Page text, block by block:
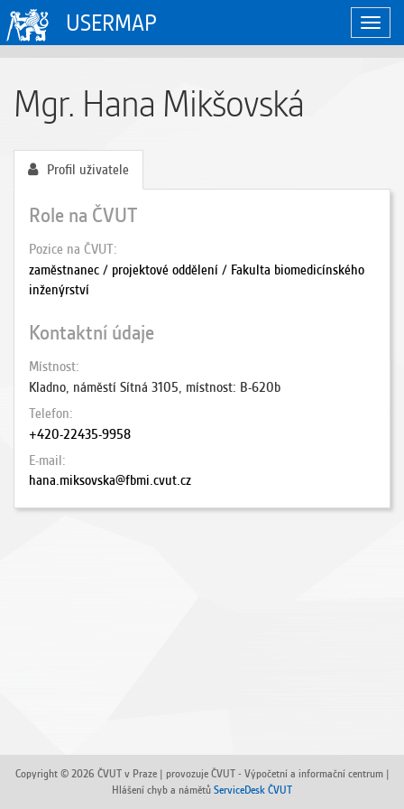
USERMAP
Mgr. Hana Mikšovská
Profil uživatele
Role na ČVUT
Pozice na ČVUT
zaměstnanec / projektové oddělení / Fakulta biomedicínského
inženýrství
Kontaktní údaje
Místnost
Kladno, náměstí Sítná 3105, místnost: B-620b
Telefon
+420-22435-9958
E-mail
hana.miksovska@fbmi.cvut.cz
Copyright © 2026 ČVUT v Praze | provozuje ČVUT - Výpočetní a informační centrum |
Hlášení chyb a námětů ServiceDesk ČVUT